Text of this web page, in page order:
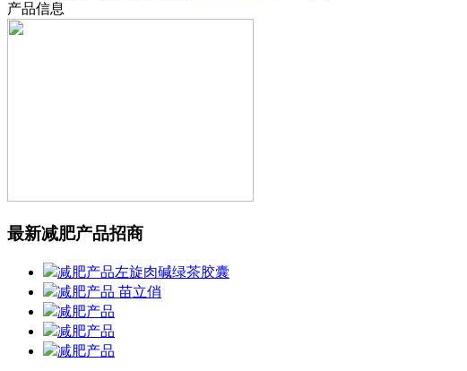
产品信息
最新减肥产品招商
减肥产品左旋肉碱绿茶胶囊
减肥产品 苗立俏
减肥产品
减肥产品
减肥产品